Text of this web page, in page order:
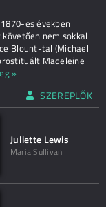
es években
nem sokkal
Blount-tal (Michael
Madeleine
»
SZEREPLŐK
Juliette Lewis
Maria Sullivan